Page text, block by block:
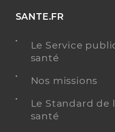
SANTE.FR
Le Service
santé
Nos missions
Le Standard de
santé